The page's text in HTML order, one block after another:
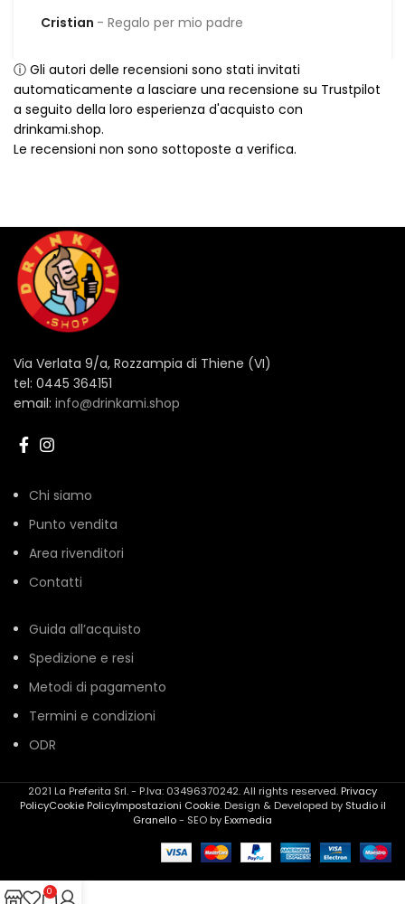
Cristian
Regalo per mio padre
ⓘ Gli autori delle recensioni sono stati invitati
automaticamente a lasciare una recensione su Trustpilot
a seguito della loro esperienza d'acquisto con
drinkami.shop.
Le recensioni non sono sottoposte a verifica.
Via Verlata 9/a, Rozzampia di Thiene (VI)
tel: 0445 364151
email: info@drinkami.shop
Chi siamo
Punto vendita
Area rivenditori
Contatti
Guida all’acquisto
Spedizione e resi
Metodi di pagamento
Termini e condizioni
ODR
2021 La Preferita Srl. - P.Iva: 03496370242. All rights reserved.Privacy
PolicyCookie PolicyImpostazioni Cookie. Design & Developed by Studio il
Granello- SEO byExxmedia
0